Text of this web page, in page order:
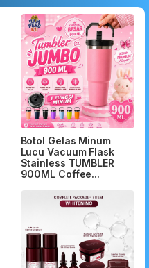
Botol Gelas Minum
Lucu Vacuum Flask
Stainless TUMBLER
900ML Coffee...